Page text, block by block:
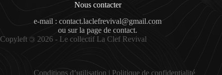
Nous contacter
e-mail : contact.laclefrevival@gmail.com
ou sur lapage de contact.
Copyleft © 2026 - Le collectif La Clef Revival
Conditions d’utilisation | Politique de confidentialité